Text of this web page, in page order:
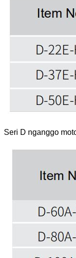
Seri D nganggo